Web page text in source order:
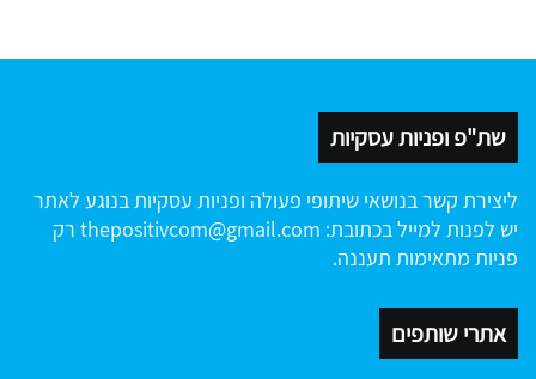
שת"פ ופניות עסקיות
ליצירת קשר בנושאי שיתופי פעולה ופניות עסקיות בנוגע לאתר
יש לפנות למייל בכתובת: thepositivcom@gmail.com רק
פניות מתאימות תעננה.
אתרי שותפים